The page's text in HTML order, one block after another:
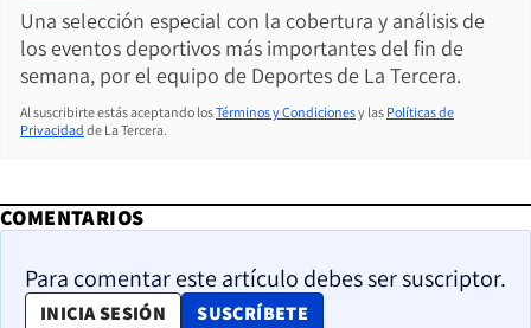
Una selección especial con la cobertura y análisis de
los eventos deportivos más importantes del fin de
semana, por el equipo de Deportes de La Tercera.
Al suscribirte estás aceptando losTérminos y Condicionesy las Políticas de
Privacidad de La Tercera.
COMENTARIOS
Para comentar este artículo debes ser suscriptor.
INICIA SESIÓN SUSCRÍBETE
OPENS IN NEW WINDOW